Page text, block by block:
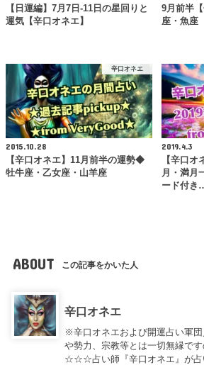
【日運編】7月7日-11日の星回りと
運気【辛口オネエ】
9月前半
座・魚座
辛口オネエ
2015.10.28
【辛口オネエ】11月前半の運勢◆
牡牛座・乙女座・山羊座
2019.4.3
【辛口オ
月・満月
ード付き
ABOUT この記事をかいた人
辛口オネエ
※辛口オネエおよび開運占い軍
や勢力、宗教等とは一切無縁で
☆☆☆占い師『辛口オネエ』が占